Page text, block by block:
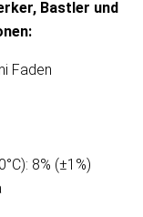
Bastler und
Faden
8% (±1%)